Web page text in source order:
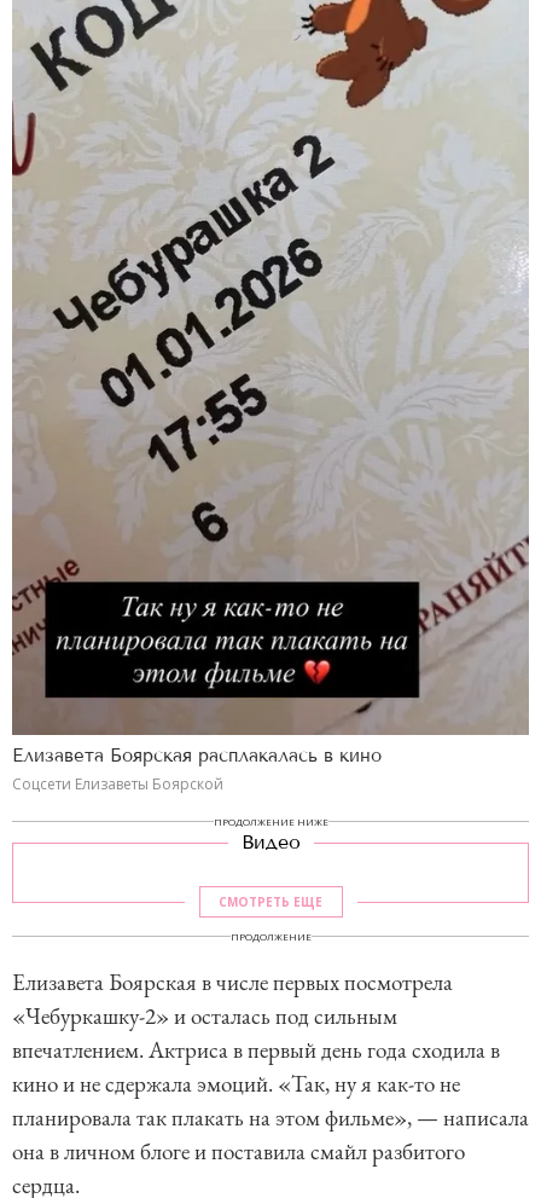
Елизавета Боярская расплакалась в кино
Соцсети Елизаветы Боярской
ПРОДОЛЖЕНИЕ НИЖЕ
Видео
СМОТРЕТЬ ЕЩЕ
ПРОДОЛЖЕНИЕ
Елизавета Боярская в числе первых посмотрела
«Чебуркашку-2» и осталась под сильным
впечатлением. Актриса в первый день года сходила в
кино и не сдержала эмоций. «Так, ну я как-то не
планировала так плакать на этом фильме», — написала
она в личном блоге и поставила смайл разбитого
сердца.